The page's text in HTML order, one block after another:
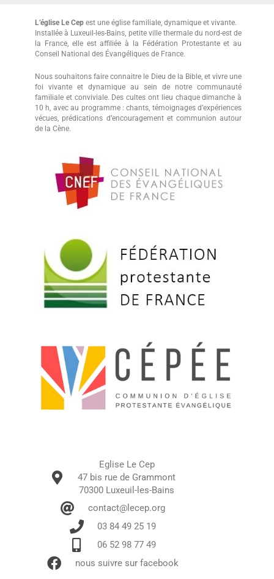
L’église Le Cep est une église familiale, dynamique et vivante.
Installée à Luxeuil-les-Bains, petite ville thermale du nord-est de
la France, elle est affiliée à la Fédération Protestante et au
Conseil National des Évangéliques de France.
Nous souhaitons faire connaitre le Dieu de la Bible, et vivre une
foi vivante et dynamique au sein de notre communauté
familiale et conviviale. Des cultes ont lieu chaque dimanche à
10 h, avec au programme : chants, témoignages d’expériences
vécues, prédications d’encouragement et communion autour
de la Cène.
Eglise Le Cep
47 bis rue de Grammont
70300 Luxeuil-les-Bains
contact@lecep.org
03 84 49 25 19
06 52 98 77 49
nous suivre sur facebook